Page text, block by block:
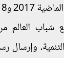
شباب العالم
وإرسال